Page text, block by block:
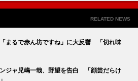
RELATED NEWS
「まるで赤ん坊ですね」に大反響 「切れ味
ンジャ児嶋一哉、野望を告白 「顔芸だらけ